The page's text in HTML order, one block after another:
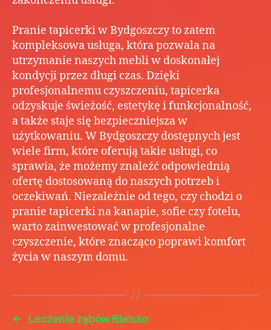
Pranie tapicerki w Bydgoszczy to zatem
kompleksowa usługa, która pozwala na
utrzymanie naszych mebli w doskonałej
kondycji przez długi czas. Dzięki
profesjonalnemu czyszczeniu, tapicerka
odzyskuje świeżość, estetykę i funkcjonalność,
a także staje się bezpieczniejsza w
użytkowaniu. W Bydgoszczy dostępnych jest
wiele firm, które oferują takie usługi, co
sprawia, że możemy znaleźć odpowiednią
ofertę dostosowaną do naszych potrzeb i
oczekiwań. Niezależnie od tego, czy chodzi o
pranie tapicerki na kanapie, sofie czy fotelu,
warto zainwestować w profesjonalne
czyszczenie, które znacząco poprawi komfort
życia w naszym domu.
←
Leczenie zębów Bielsko